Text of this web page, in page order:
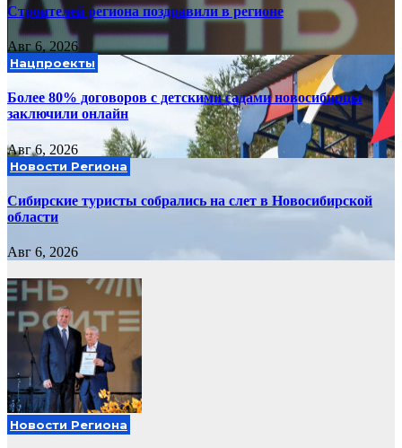
Строителей региона поздравили в регионе
Авг 6, 2026
Нацпроекты
Более 80% договоров с детскими садами новосибирцы
заключили онлайн
Авг 6, 2026
Новости Региона
Сибирские туристы собрались на слет в Новосибирской
области
Авг 6, 2026
Новости Региона